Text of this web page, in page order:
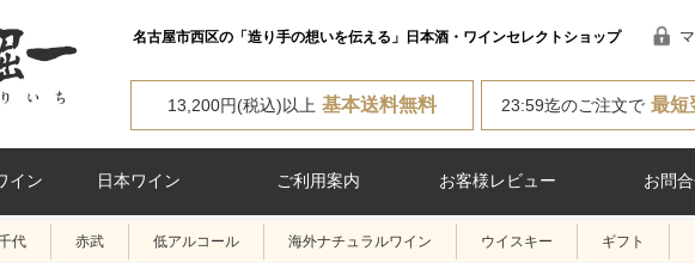
名古屋市西区の「造り手の想いを伝える」日本酒・ワインセレクトショップ
13,200円(税込)以上 基本送料無料 23:59迄のご注文で 最短
イン 日本ワイン ご利用案内 お客様レビュー お問
代 赤武 低アルコール 海外ナチュラルワイン ウイスキー ギフト